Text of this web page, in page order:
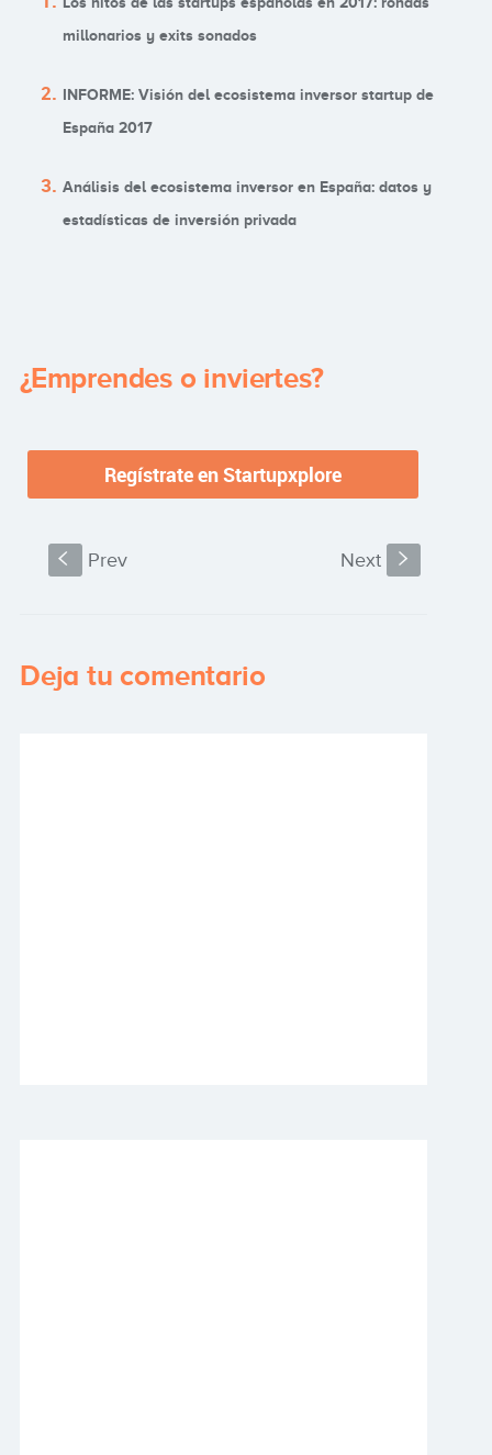
millonarios y exits sonados
INFORME: Visión del ecosistema inversor startup de
España 2017
Análisis del ecosistema inversor en España: datos y
estadísticas de inversión privada
¿Emprendes o inviertes?
S Prev Next s
Deja tu comentario